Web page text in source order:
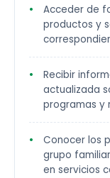
Acceder de
productos y
Recibir
actualizada
programas y
Conocer los
grupo
en servicios